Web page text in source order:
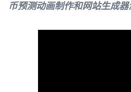
币预测动画制作和网站生成器